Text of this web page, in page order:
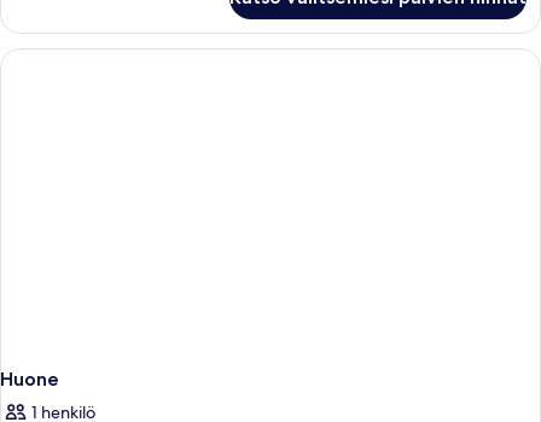
Individual
Pool
Land
Huone
1 henkilö